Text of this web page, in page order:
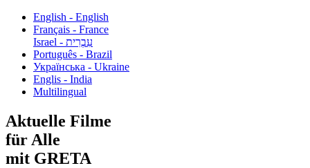
English - English
Français - France
עִבְרִית - Israel
Português - Brazil
Українська - Ukraine
Englis - India
Multilingual
Aktuelle Filme
für Alle
mit GRETA